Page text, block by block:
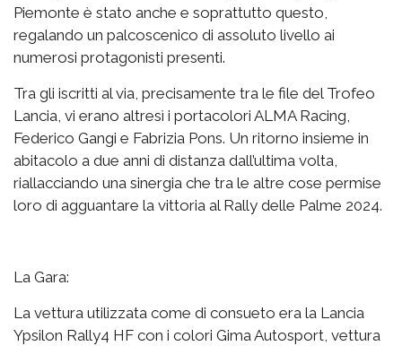
Piemonte è stato anche e soprattutto questo,
regalando un palcoscenico di assoluto livello ai
numerosi protagonisti presenti.
Tra gli iscritti al via, precisamente tra le file del Trofeo
Lancia, vi erano altresì i portacolori ALMA Racing,
Federico Gangi e Fabrizia Pons. Un ritorno insieme in
abitacolo a due anni di distanza dall’ultima volta,
riallacciando una sinergia che tra le altre cose permise
loro di agguantare la vittoria al Rally delle Palme 2024.
La Gara:
La vettura utilizzata come di consueto era la Lancia
Ypsilon Rally4 HF con i colori Gima Autosport, vettura